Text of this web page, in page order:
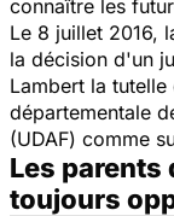
connaître les
Le 8 juillet 2016,
la décision d'un
Lambert la
départementale
(UDAF) comme
Les parents
toujours